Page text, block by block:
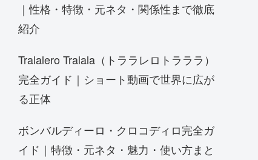
｜性格・特徴・元ネタ・関係性まで徹底
紹介
Tralalero Tralala（トララレロトラララ）
完全ガイド｜ショート動画で世界に広が
る正体
ボンバルディーロ・クロコディロ完全ガ
イド｜特徴・元ネタ・魅力・使い方まと